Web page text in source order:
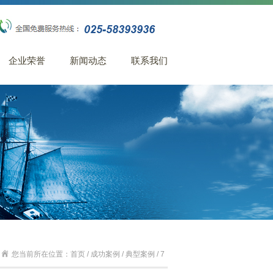
企业荣誉 新闻动态 联系我们
您当前所在位置：首页 / 成功案例 / 典型案例 / 7